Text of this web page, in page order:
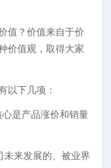
值？价值来自于价
价值观，取得大家
以下几项：
是产品涨价和销量
来发展的、被业界